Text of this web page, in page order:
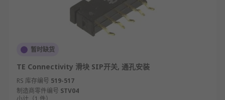
暂时缺货
TE Connectivity 滑块 SIP开关, 通孔安装
RS 库存编号 519-517
制造商零件编号 STV04